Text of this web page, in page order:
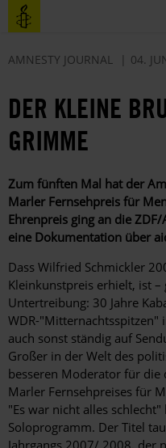
Direkt
zum
Benutzermenü
AMNESTY JOURNAL 04.
DER KLEINE
GRIMME
Zum fünften Mal hat der
Marler Fernsehpreis für
Ehrenpreis ging an die
eine Dokumentation über
Dass Wilfried Schmickler
Kleinkunstpreis erhielt, ist –
Untertreibung: 30 Jahre
WDR-"Mitternachtsspitzen"
auch sonst ständig auf
Großer in der Welt des
besseren Moderator für die
Marler Fernsehpreises für
"Es war nicht alles
Soloprogramm. Der Titel